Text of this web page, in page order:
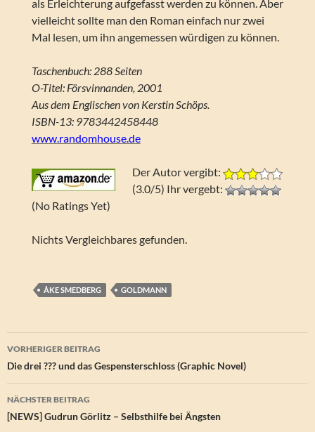
als Erleichterung aufgefasst werden zu können. Aber
vielleicht sollte man den Roman einfach nur zwei
Mal lesen, um ihn angemessen würdigen zu können.
Taschenbuch: 288 Seiten
O-Titel: Försvinnanden, 2001
Aus dem Englischen von Kerstin Schöps.
ISBN-13: 9783442458448
www.randomhouse.de
Der Autor vergibt:
(3.0/5) Ihr vergebt:
(No Ratings Yet)
Nichts Vergleichbares gefunden.
ÅKE SMEDBERG GOLDMANN
Beitragsnavigation
VORHERIGER BEITRAG
Die drei ??? und das Gespensterschloss (Graphic Novel)
NÄCHSTER BEITRAG
[NEWS] Gudrun Görlitz – Selbsthilfe bei Ängsten